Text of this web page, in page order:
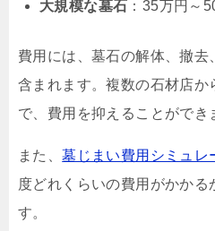
大規模な墓石 ：35万円～
費用には、墓石の解体、撤
含まれます。複数の石材店か
で、費用を抑えることができ
また、墓じまい費用シミュレ
度どれくらいの費用がかかる
す。